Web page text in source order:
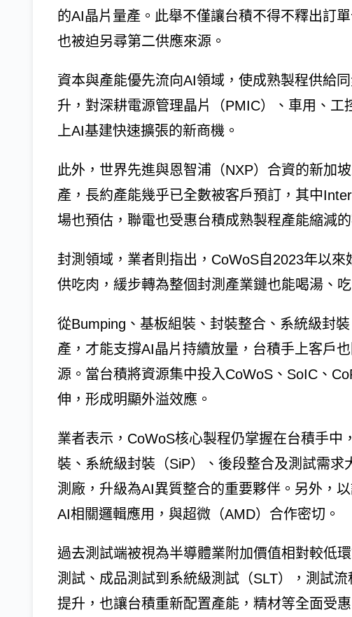
的AI晶片量產。此舉不僅讓台積不得不釋出訂
也被迫另尋第二供應來源。
資本與產能優先流向AI領域，使成熟製程供給
升，對深耕電源管理晶片（PMIC）、車用、
上AI基建快速擴張的新商機。
此外，世界先進與恩智浦（NXP）合資的新加
產，長約產能幾乎已全數被客戶預訂，其中
場也預估，聯電也受惠台積成熟製程產能縮減
封測領域，業者則指出，CoWoS自2023年以
供吃肉，緩步轉為整個封測產業鏈也能喝湯、吃
從Bumping、基板組裝、封裝整合、系統級封
產，才能支撐AI晶片持續放量，台積手上客戶
源。當台積將資源集中投入CoWoS、SoIC、
伸，形成明顯外溢效應。
業者表示，CoWoS核心製程仍掌握在台積手中
裝、系統級封裝（SiP）、後段整合及測試需
測廠，升級為AI異質整合的重要夥伴。另外，
AI相關邏輯應用，與超微（AMD）合作密切。
過去測試端被視為半導體業附加價值相對較低
測試、成品測試到系統級測試（SLT），測試
提升，也讓台積重新配置產能，精材等全面受惠